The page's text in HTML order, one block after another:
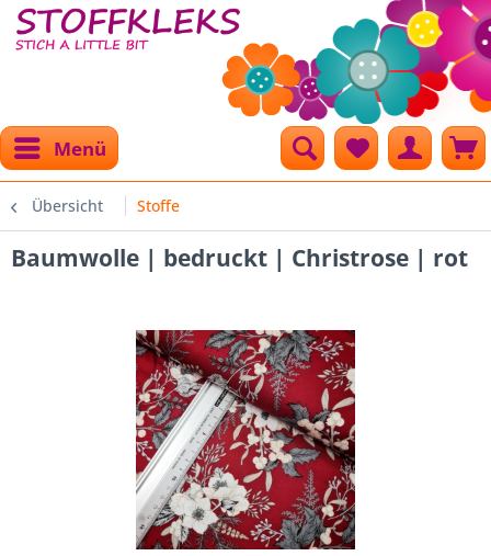
Menü
Übersicht Stoffe
Baumwolle | bedruckt | Christrose | rot